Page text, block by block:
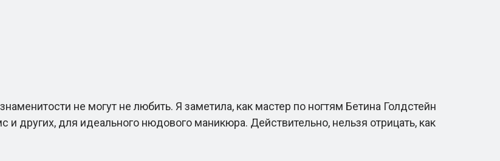
не могут не любить. Я заметила, как мастер по ногтям Бетина Голдстейн
и других, для идеального нюдового маникюра. Действительно, нельзя отрицать, как